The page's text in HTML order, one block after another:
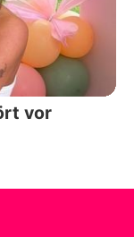
vor